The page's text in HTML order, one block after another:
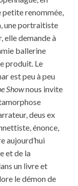
petite renommée,
une portraitiste
elle demande à
ballerine
produit. Le
est peu à peu
Shownous invite
deus ex
énonce,
aujourd’hui
et de la
un livre et
le démon de